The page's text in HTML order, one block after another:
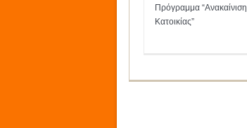
Πρόγραμμα “Ανακαίνιση
Κατοικίας”